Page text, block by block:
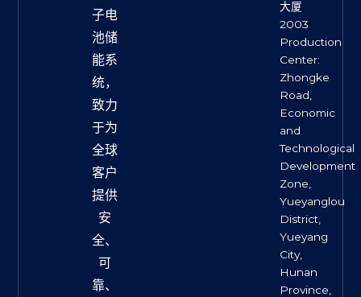
子电
池储
能系
统，
致力
于为
全球
客户
提供
安
全、
可
靠、
大厦
2003
Production
Center:
Zhongke
Road,
Economic
and
Technological
Development
Zone,
Yueyanglou
District,
Yueyang
City,
Hunan
Province,